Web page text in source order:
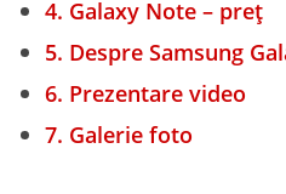
4. Galaxy Note – preț
5. Despre Samsung
6. Prezentare video
7. Galerie foto